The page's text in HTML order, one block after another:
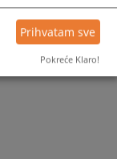
Prihvatam sve
Pokreće Klaro!